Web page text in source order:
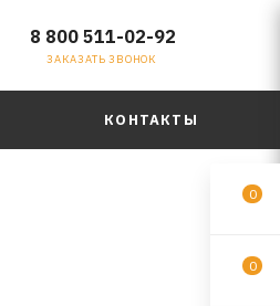
8 800 511-02-92
ЗАКАЗАТЬ ЗВОНОК
КОНТАКТЫ
0
0